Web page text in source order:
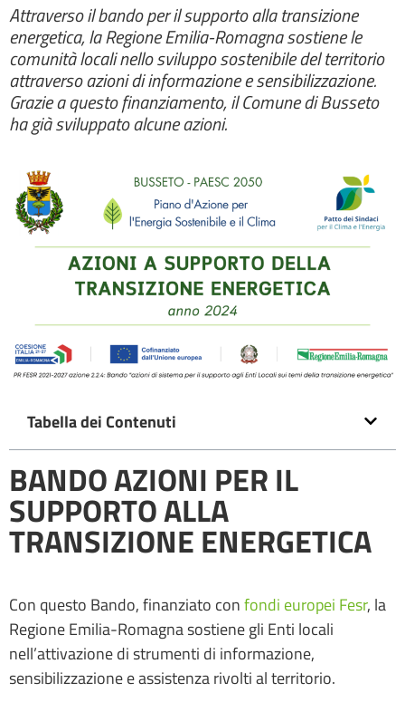
Attraverso il bando per il supporto alla transizione
energetica, la Regione Emilia-Romagna sostiene le
comunità locali nello sviluppo sostenibile del territorio
attraverso azioni di informazione e sensibilizzazione.
Grazie a questo finanziamento, il Comune di Busseto
ha già sviluppato alcune azioni.
Tabella dei Contenuti
BANDO AZIONI PER IL
SUPPORTO ALLA
TRANSIZIONE ENERGETICA
Con questo Bando, finanziato confondi europei Fesr, la
Regione Emilia-Romagna sostiene gli Enti locali
nell’attivazione di strumenti di informazione,
sensibilizzazione e assistenza rivolti al territorio.